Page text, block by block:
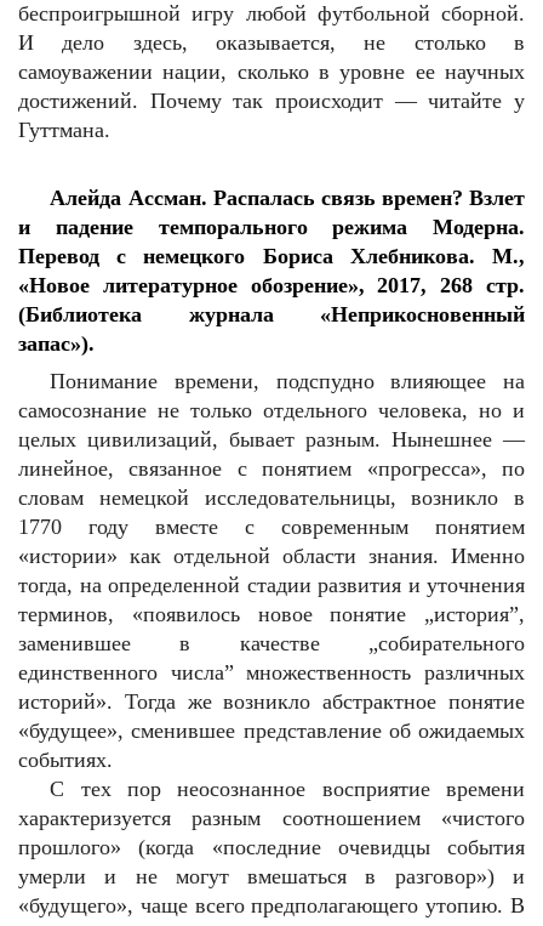
беспроигрышной игру любой футбольной сборной.
И дело здесь, оказывается, не столько в
самоуважении нации, сколько в уровне ее научных
достижений. Почему так происходит — читайте у
Гуттмана.
Алейда Ассман. Распалась связь времен? Взлет
и падение темпорального режима Модерна.
Перевод с немецкого Бориса Хлебникова. М.,
«Новое литературное обозрение», 2017, 268 стр.
(Библиотека журнала «Неприкосновенный
запас»).
Понимание времени, подспудно влияющее на
самосознание не только отдельного человека, но и
целых цивилизаций, бывает разным. Нынешнее —
линейное, связанное с понятием «прогресса», по
словам немецкой исследовательницы, возникло в
1770 году вместе с современным понятием
«истории» как отдельной области знания. Именно
тогда, на определенной стадии развития и уточнения
терминов, «появилось новое понятие „история”,
заменившее в качестве „собирательного
единственного числа” множественность различных
историй». Тогда же возникло абстрактное понятие
«будущее», сменившее представление об ожидаемых
событиях.
С тех пор неосознанное восприятие времени
характеризуется разным соотношением «чистого
прошлого» (когда «последние очевидцы события
умерли и не могут вмешаться в разговор») и
«будущего», чаще всего предполагающего утопию. В